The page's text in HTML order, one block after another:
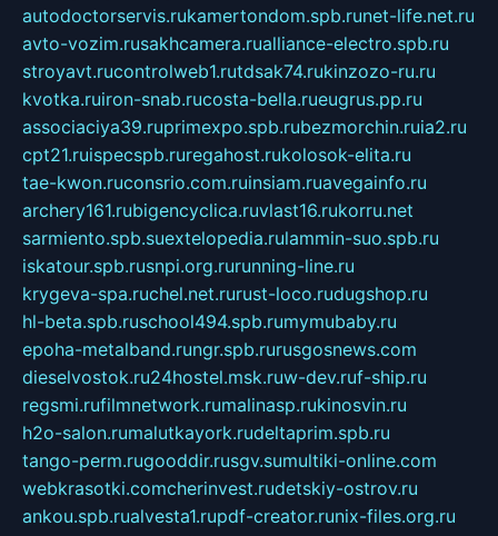
autodoctorservis.rukamertondom.spb.runet-life.net.ru
avto-vozim.rusakhcamera.rualliance-electro.spb.ru
stroyavt.rucontrolweb1.rutdsak74.rukinzozo-ru.ru
kvotka.ruiron-snab.rucosta-bella.rueugrus.pp.ru
associaciya39.ruprimexpo.spb.rubezmorchin.ruia2.ru
cpt21.ruispecspb.ruregahost.rukolosok-elita.ru
tae-kwon.ruconsrio.com.ruinsiam.ruavegainfo.ru
archery161.rubigencyclica.ruvlast16.rukorru.net
sarmiento.spb.suextelopedia.rulammin-suo.spb.ru
iskatour.spb.rusnpi.org.rurunning-line.ru
krygeva-spa.ruchel.net.rurust-loco.rudugshop.ru
hl-beta.spb.ruschool494.spb.rumymubaby.ru
epoha-metalband.rungr.spb.rurusgosnews.com
dieselvostok.ru24hostel.msk.ruw-dev.ruf-ship.ru
regsmi.rufilmnetwork.rumalinasp.rukinosvin.ru
h2o-salon.rumalutkayork.rudeltaprim.spb.ru
tango-perm.rugooddir.rusgv.sumultiki-online.com
webkrasotki.comcherinvest.rudetskiy-ostrov.ru
ankou.spb.rualvesta1.rupdf-creator.runix-files.org.ru